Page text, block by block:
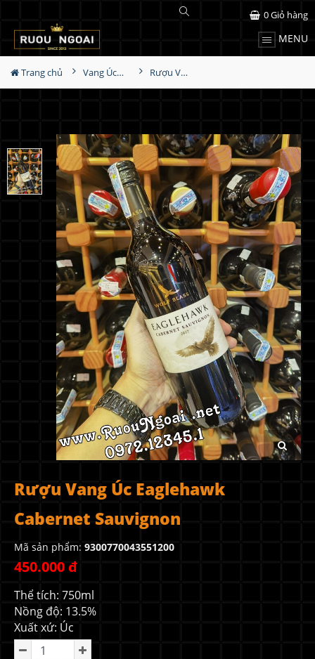
MENU
0Giỏ hàng
Trang chủ Vang Úc - Australia Rượu Vang Úc Eaglehawk Cabernet Sauvignon
Rượu Vang Úc Eaglehawk
Cabernet Sauvignon
Mã sản phẩm: 9300770043551200
450.000 đ
Thể tích: 750ml
Nồng độ: 13.5%
Xuất xứ: Úc